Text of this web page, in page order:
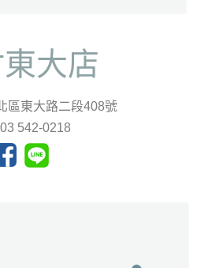
大店
區東大路二段408號
542-0218